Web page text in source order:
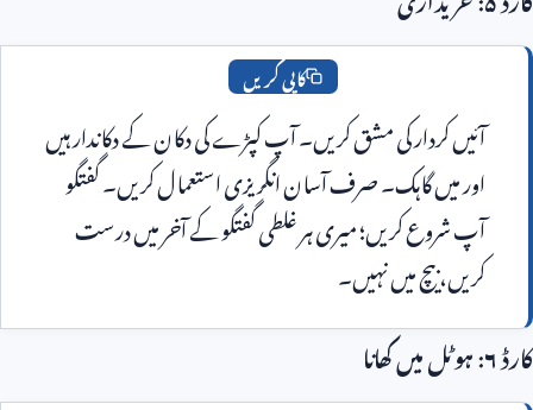
آئیں کردار کی مشق کریں۔ آپ کپڑے کی دکان کے دکاندار ہیں
آپ شروع کریں؛ میری ہر غلطی گفتگو کے آخر میں درست
بیچ میں نہیں۔
کاپی کریں